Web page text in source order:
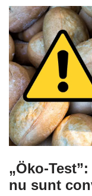
„Öko-
nu sunt